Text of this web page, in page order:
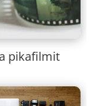
pikafilmit